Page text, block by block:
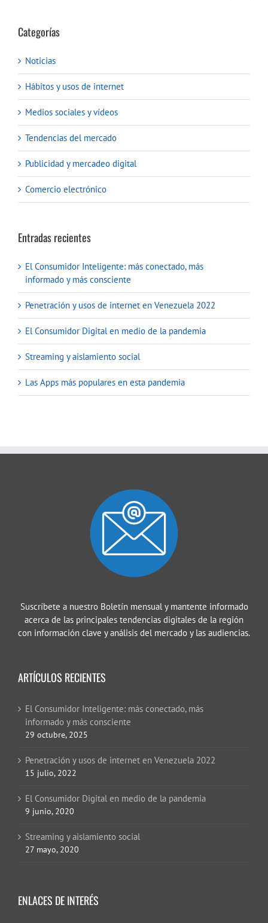
Categorías
Noticias
Hábitos y usos de internet
Medios sociales y vídeos
Tendencias del mercado
Publicidad y mercadeo digital
Comercio electrónico
Entradas recientes
El Consumidor Inteligente: más conectado, más
informado y más consciente
Penetración y usos de internet en Venezuela 2022
El Consumidor Digital en medio de la pandemia
Streaming y aislamiento social
Las Apps más populares en esta pandemia
Suscríbete a nuestro Boletín mensual y mantente informado
acerca de las principales tendencias digitales de la región
con información clave y análisis del mercado y las audiencias.
ARTÍCULOS RECIENTES
El Consumidor Inteligente: más conectado, más
informado y más consciente
29 octubre, 2025
Penetración y usos de internet en Venezuela 2022
15 julio, 2022
El Consumidor Digital en medio de la pandemia
9 junio, 2020
Streaming y aislamiento social
27 mayo, 2020
ENLACES DE INTERÉS